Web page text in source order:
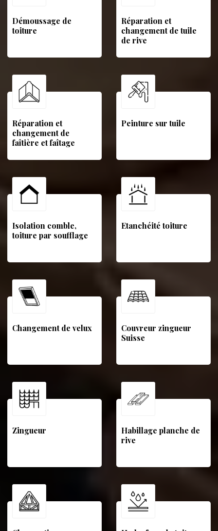
Démoussage de
toiture
Réparation et
changement de tuile
de rive
Réparation et
changement de
faîtière et faîtage
Peinture sur tuile
Isolation comble,
toiture par soufflage
Etanchéité toiture
Changement de velux
Couvreur zingueur
Suisse
Zingueur
Habillage planche de
rive